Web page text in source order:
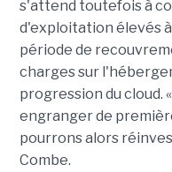
s'attend toutefois à
d'exploitation élevés
période de
charges sur
progression du cloud.
engranger de
pourrons alors
Combe.